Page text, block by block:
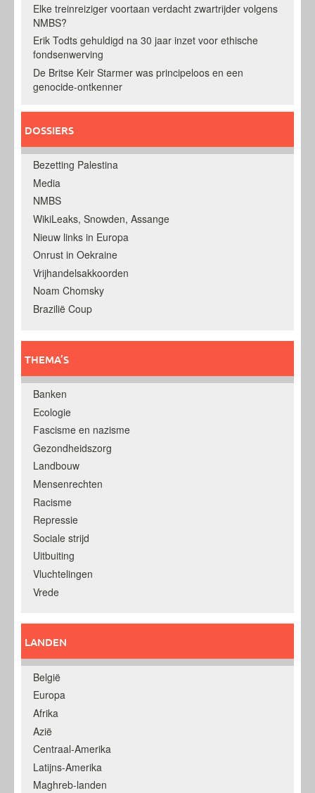
Elke treinreiziger voortaan verdacht zwartrijder volgens
NMBS?
Erik Todts gehuldigd na 30 jaar inzet voor ethische
fondsenwerving
De Britse Keir Starmer was principeloos en een
genocide-ontkenner
DOSSIERS
Bezetting Palestina
Media
NMBS
WikiLeaks, Snowden, Assange
Nieuw links in Europa
Onrust in Oekraine
Vrijhandelsakkoorden
Noam Chomsky
Brazilië Coup
THEMA’S
Banken
Ecologie
Fascisme en nazisme
Gezondheidszorg
Landbouw
Mensenrechten
Racisme
Repressie
Sociale strijd
Uitbuiting
Vluchtelingen
Vrede
LANDEN
België
Europa
Afrika
Azië
Centraal-Amerika
Latijns-Amerika
Maghreb-landen